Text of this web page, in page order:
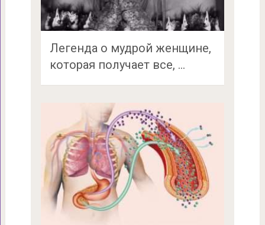
Легенда о мудрой женщине,
которая получает все, …